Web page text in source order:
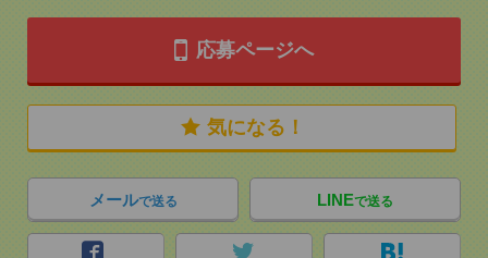
応募ページへ
気になる！
メールで送る LINEで送る